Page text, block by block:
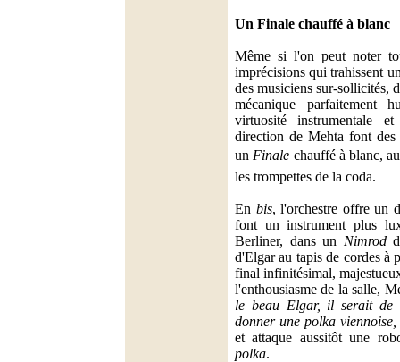
Un Finale chauffé à blanc
Même si l'on peut noter
imprécisions qui trahissent
des musiciens sur-sollicités,
mécanique parfaitement
virtuosité instrumentale
direction de Mehta font des
un Finale chauffé à blanc,
les trompettes de la coda.
En bis, l'orchestre offre un
font un instrument plus
Berliner, dans un Nimrod
d'Elgar au tapis de cordes à
final infinitésimal,
l'enthousiasme de la salle,
le beau Elgar, il serait de
donner une polka
et attaque aussitôt une
polka.